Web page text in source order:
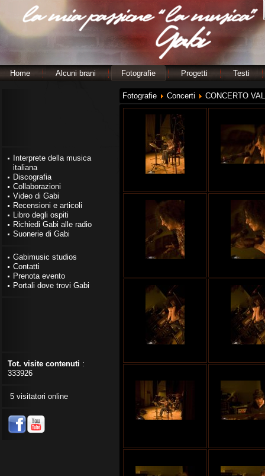
Home Alcuni brani Fotografie Progetti Testi
Interprete della musica
italiana
Discografia
Collaborazioni
Video di Gabi
Recensioni e articoli
Libro degli ospiti
Richiedi Gabi alle radio
Suonerie di Gabi
Gabimusic studios
Contatti
Prenota evento
Portali dove trovi Gabi
Tot. visite contenuti :
333926
5 visitatori online
Fotografie Concerti CONCERTO